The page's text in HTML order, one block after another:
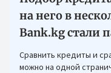
на него в
Bank.kg стали
Сравнить кредиты и
можно на одной